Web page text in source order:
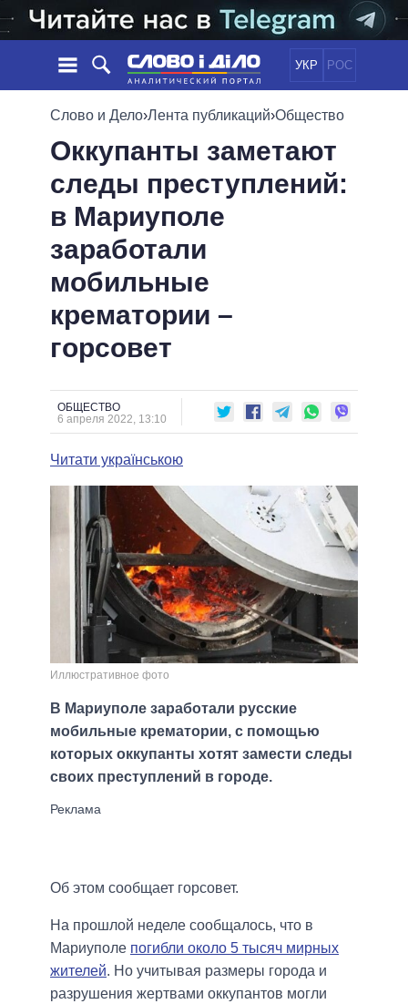
УКР РОС
НОВОСТИ
ЛЕНТА
СОБЫТИЯ
СТАТЬИ
МНЕНИЯ
ОБЗОРЫ
ДАЙДЖЕСТЫ
ПОЛИТИКА
ЭКОНОМИКА
ОБЩЕСТВО
ОБЕЩАНИЯ
ПОЛИТИКИ
ВСЕ ПОЛИТИКИ
ПРЕЗИДЕНТ И ОФИС
ВЕРХОВНАЯ РАДА
КАБИНЕТ МИНИСТРОВ
ГЛАВЫ ОБЛАДМИНИСТРАЦИЙ
ВСЕ ПЕРСОНЫ
ИНФОГРАФИКА
ВИДЕО
ПОДДЕРЖАТЬ
СРАВНЕНИЕ ПОЛИТИКОВ
Слово и Дело›Лента публикаций›Общество
Оккупанты заметают
следы преступлений:
в Мариуполе
заработали
мобильные
крематории –
горсовет
ОБЩЕСТВО
6 апреля 2022, 13:10
Читати українською
Иллюстративное фото
В Мариуполе заработали русские
мобильные крематории, с помощью
которых оккупанты хотят замести следы
своих преступлений в городе.
Об этом сообщает горсовет.
На прошлой неделе сообщалось, что в
Мариуполе погибли около 5 тысяч мирных
жителей. Но учитывая размеры города и
разрушения жертвами оккупантов могли